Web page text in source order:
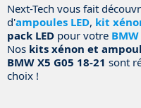
Next-Tech vous fait
d'ampoules LED, kit
pack LED pour votre BMW
Nos kits xénon et
BMW X5 G05 18-21 sont
choix !